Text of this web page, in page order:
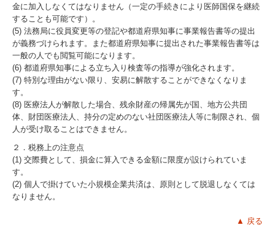
金に加入しなくてはなりません（一定の手続きにより医師国保を継続
することも可能です）。
(5) 法務局に役員変更等の登記や都道府県知事に事業報告書等の提出
が義務づけられます。また都道府県知事に提出された事業報告書等は
一般の人でも閲覧可能になります。
(6) 都道府県知事による立ち入り検査等の指導が強化されます。
(7) 特別な理由がない限り、安易に解散することができなくなりま
す。
(8) 医療法人が解散した場合、残余財産の帰属先が国、地方公共団
体、財団医療法人、持分の定めのない社団医療法人等に制限され、個
人が受け取ることはできません。
２．税務上の注意点
(1) 交際費として、損金に算入できる金額に限度が設けられていま
す。
(2) 個人で掛けていた小規模企業共済は、原則として脱退しなくては
なりません。
▲ 戻る